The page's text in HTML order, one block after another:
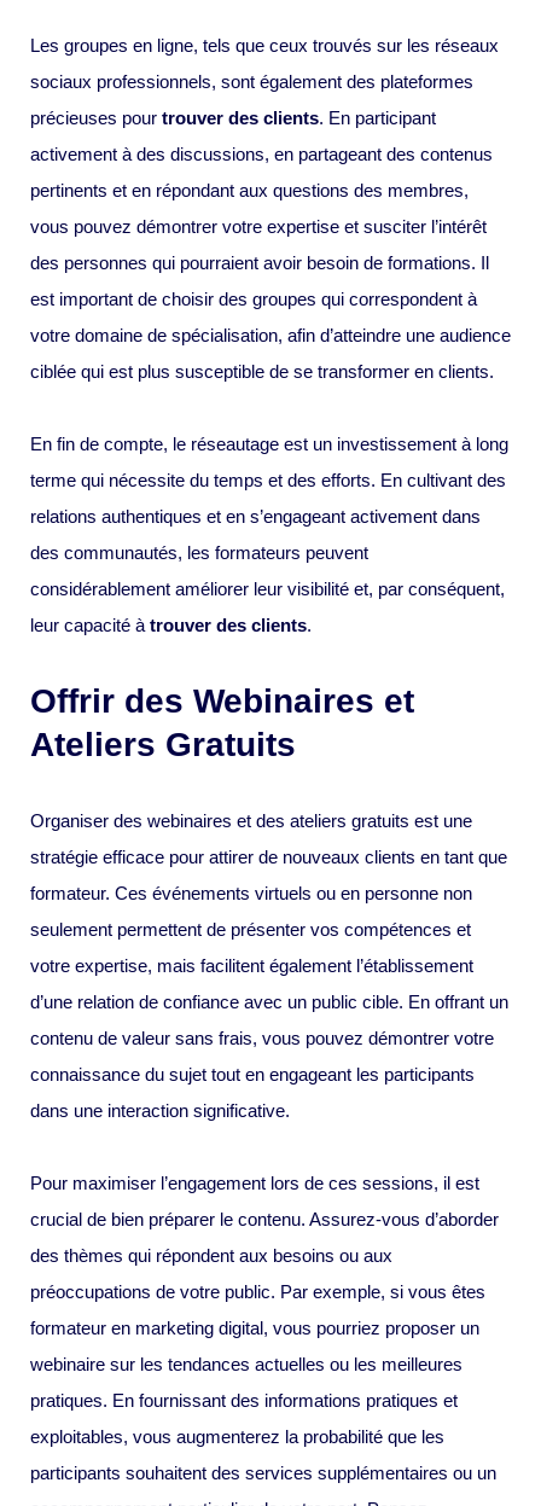
Les groupes en ligne, tels que ceux trouvés sur les réseaux
sociaux professionnels, sont également des plateformes
précieuses pour trouver des clients. En participant
activement à des discussions, en partageant des contenus
pertinents et en répondant aux questions des membres,
vous pouvez démontrer votre expertise et susciter l’intérêt
des personnes qui pourraient avoir besoin de formations. Il
est important de choisir des groupes qui correspondent à
votre domaine de spécialisation, afin d’atteindre une audience
ciblée qui est plus susceptible de se transformer en clients.
En fin de compte, le réseautage est un investissement à long
terme qui nécessite du temps et des efforts. En cultivant des
relations authentiques et en s’engageant activement dans
des communautés, les formateurs peuvent
considérablement améliorer leur visibilité et, par conséquent,
leur capacité à trouver des clients.
Offrir des Webinaires et
Ateliers Gratuits
Organiser des webinaires et des ateliers gratuits est une
stratégie efficace pour attirer de nouveaux clients en tant que
formateur. Ces événements virtuels ou en personne non
seulement permettent de présenter vos compétences et
votre expertise, mais facilitent également l’établissement
d’une relation de confiance avec un public cible. En offrant un
contenu de valeur sans frais, vous pouvez démontrer votre
connaissance du sujet tout en engageant les participants
dans une interaction significative.
Pour maximiser l’engagement lors de ces sessions, il est
crucial de bien préparer le contenu. Assurez-vous d’aborder
des thèmes qui répondent aux besoins ou aux
préoccupations de votre public. Par exemple, si vous êtes
formateur en marketing digital, vous pourriez proposer un
webinaire sur les tendances actuelles ou les meilleures
pratiques. En fournissant des informations pratiques et
exploitables, vous augmenterez la probabilité que les
participants souhaitent des services supplémentaires ou un